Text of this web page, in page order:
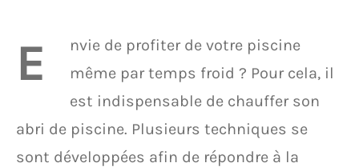
E
nvie de profiter de votre piscine
même par temps froid ? Pour cela, il
est indispensable de chauffer son
abri de piscine. Plusieurs techniques se
sont développées afin de répondre à la